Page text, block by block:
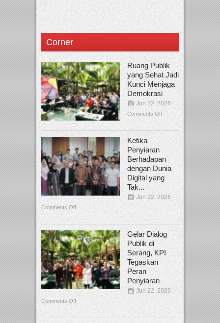
Corner
Ruang Publik
yang Sehat Jadi
Kunci Menjaga
Demokrasi
Jun 22, 2026
Comments Off
Ketika
Penyiaran
Berhadapan
dengan Dunia
Digital yang
Tak...
Jun 22, 2026
Comments Off
Gelar Dialog
Publik di
Serang, KPI
Tegaskan
Peran
Penyiaran
Jun 22, 2026
Comments Off